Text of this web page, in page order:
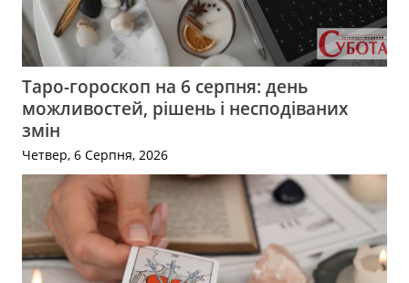
Таро-гороскоп на 6 серпня: день
можливостей, рішень і несподіваних
змін
Четвер, 6 Серпня, 2026